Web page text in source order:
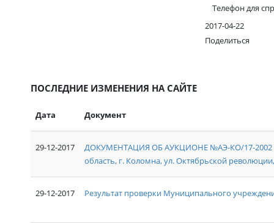
Телефон для
2017-04-22
Поделиться
ПОСЛЕДНИЕ ИЗМЕНЕНИЯ НА САЙТЕ
Дата Документ
29-12-2017
ДОКУМЕНТАЦИЯ ОБ АУКЦИОНЕ №АЭ-КО/17-2002
область, г. Коломна, ул. Октябрьской
29-12-2017 Результат проверки Муниципального